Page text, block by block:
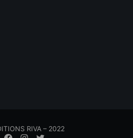
RIVA – 2022